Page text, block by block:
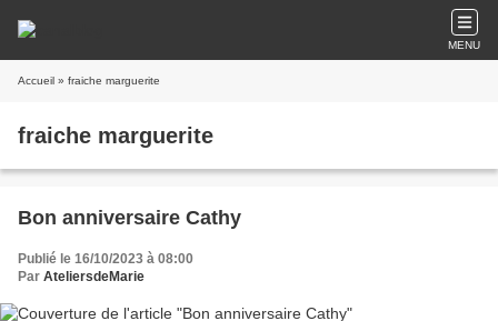
MENU
Accueil » fraiche marguerite
fraiche marguerite
Bon anniversaire Cathy
Publié le 16/10/2023 à 08:00
Par AteliersdeMarie